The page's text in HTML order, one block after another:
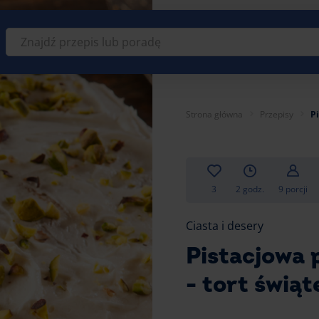
Znajdź
przepis
lub
poradę
Strona główna Przepisy
3 2 godz. 9 porcji
Ciasta i desery
Pistacjowa
- tort